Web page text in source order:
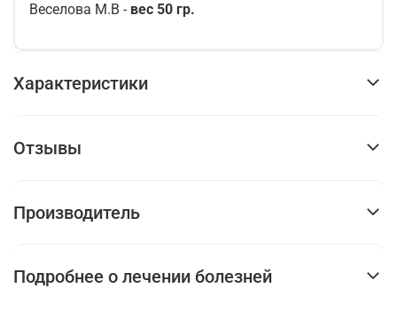
Веселова М.В - вес 50 гр.
Характеристики
Отзывы
Производитель
Подробнее о лечении болезней